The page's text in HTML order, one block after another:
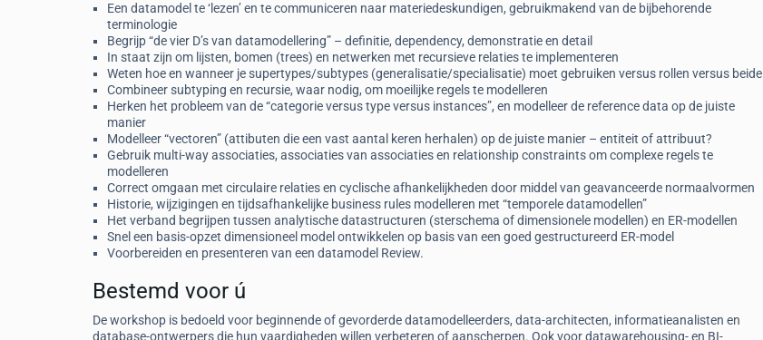
Een datamodel te ‘lezen’ en te communiceren naar materiedeskundigen, gebruikmakend van de bijbehorende
terminologie
Begrijp “de vier D’s van datamodellering” – definitie, dependency, demonstratie en detail
In staat zijn om lijsten, bomen (trees) en netwerken met recursieve relaties te implementeren
Weten hoe en wanneer je supertypes/subtypes (generalisatie/specialisatie) moet gebruiken versus rollen versus beide
Combineer subtyping en recursie, waar nodig, om moeilijke regels te modelleren
Herken het probleem van de “categorie versus type versus instances”, en modelleer de reference data op de juiste
manier
Modelleer “vectoren” (attibuten die een vast aantal keren herhalen) op de juiste manier – entiteit of attribuut?
Gebruik multi-way associaties, associaties van associaties en relationship constraints om complexe regels te
modelleren
Correct omgaan met circulaire relaties en cyclische afhankelijkheden door middel van geavanceerde normaalvormen
Historie, wijzigingen en tijdsafhankelijke business rules modelleren met “temporele datamodellen”
Het verband begrijpen tussen analytische datastructuren (sterschema of dimensionele modellen) en ER-modellen
Snel een basis-opzet dimensioneel model ontwikkelen op basis van een goed gestructureerd ER-model
Voorbereiden en presenteren van een datamodel Review.
Bestemd voor ú
De workshop is bedoeld voor beginnende of gevorderde datamodelleerders, data-architecten, informatieanalisten en
database-ontwerpers die hun vaardigheden willen verbeteren of aanscherpen. Ook voor datawarehousing- en BI-